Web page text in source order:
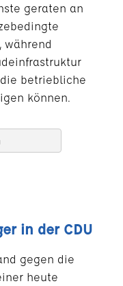
geraten an
während
betriebliche
können.
in der CDU
gegen die
heute